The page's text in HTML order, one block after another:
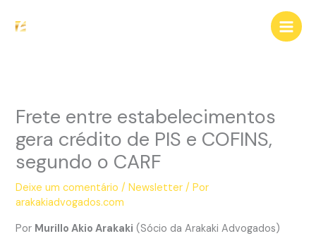
para
Frete entre estabelecimentos
gera crédito de PIS e COFINS,
segundo o CARF
Deixe um comentário /Newsletter / Por
arakakiadvogados.com
Por Murillo Akio Arakaki (Sócio da Arakaki Advogados)